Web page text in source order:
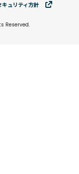
キュリティ⽅針
Reserved.